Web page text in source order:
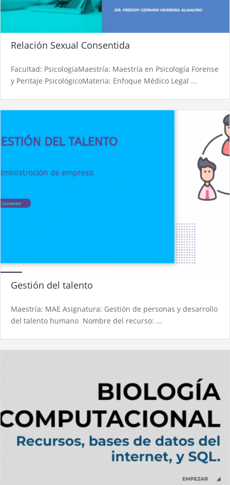
Relación Sexual Consentida
Facultad: PsicologíaMaestría: Maestría en Psicología Forense
y Peritaje PsicológicoMateria: Enfoque Médico Legal ...
Gestión del talento
Maestría: MAE Asignatura: Gestión de personas y desarrollo
del talento humano Nombre del recurso: ...